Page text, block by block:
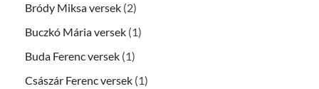
Bródy Miksa versek (2)
Buczkó Mária versek (1)
Buda Ferenc versek (1)
Császár Ferenc versek (1)